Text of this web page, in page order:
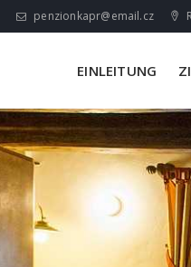
penzionkapr@email.cz
EINLEITUNG